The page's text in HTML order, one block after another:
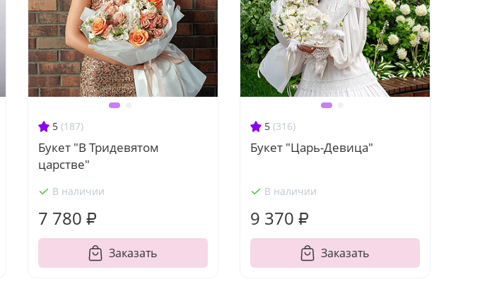
5 (187)
Букет "В Тридевятом
царстве"
В наличии
7 780 ₽
Заказать
5 (316)
Букет "Царь-Девица"
В наличии
9 370 ₽
Заказать